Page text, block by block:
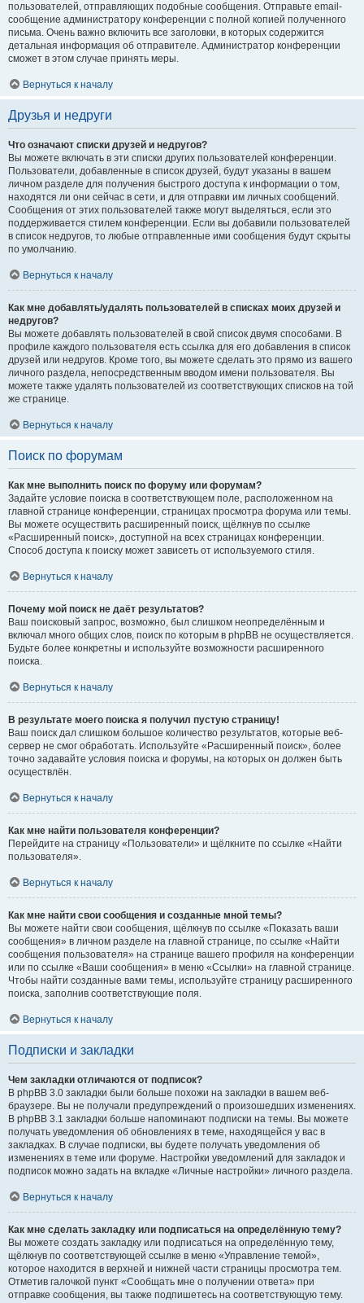
пользователей, отправляющих подобные сообщения. Отправьте email-
сообщение администратору конференции с полной копией полученного
письма. Очень важно включить все заголовки, в которых содержится
детальная информация об отправителе. Администратор конференции
сможет в этом случае принять меры.
Вернуться к началу
Друзья и недруги
Что означают списки друзей и недругов?
Вы можете включать в эти списки других пользователей конференции.
Пользователи, добавленные в список друзей, будут указаны в вашем
личном разделе для получения быстрого доступа к информации о том,
находятся ли они сейчас в сети, и для отправки им личных сообщений.
Сообщения от этих пользователей также могут выделяться, если это
поддерживается стилем конференции. Если вы добавили пользователей
в список недругов, то любые отправленные ими сообщения будут скрыты
по умолчанию.
Вернуться к началу
Как мне добавлять/удалять пользователей в списках моих друзей и
недругов?
Вы можете добавлять пользователей в свой список двумя способами. В
профиле каждого пользователя есть ссылка для его добавления в список
друзей или недругов. Кроме того, вы можете сделать это прямо из вашего
личного раздела, непосредственным вводом имени пользователя. Вы
можете также удалять пользователей из соответствующих списков на той
же странице.
Вернуться к началу
Поиск по форумам
Как мне выполнить поиск по форуму или форумам?
Задайте условие поиска в соответствующем поле, расположенном на
главной странице конференции, страницах просмотра форума или темы.
Вы можете осуществить расширенный поиск, щёлкнув по ссылке
«Расширенный поиск», доступной на всех страницах конференции.
Способ доступа к поиску может зависеть от используемого стиля.
Вернуться к началу
Почему мой поиск не даёт результатов?
Ваш поисковый запрос, возможно, был слишком неопределённым и
включал много общих слов, поиск по которым в phpBB не осуществляется.
Будьте более конкретны и используйте возможности расширенного
поиска.
Вернуться к началу
В результате моего поиска я получил пустую страницу!
Ваш поиск дал слишком большое количество результатов, которые веб-
сервер не смог обработать. Используйте «Расширенный поиск», более
точно задавайте условия поиска и форумы, на которых он должен быть
осуществлён.
Вернуться к началу
Как мне найти пользователя конференции?
Перейдите на страницу «Пользователи» и щёлкните по ссылке «Найти
пользователя».
Вернуться к началу
Как мне найти свои сообщения и созданные мной темы?
Вы можете найти свои сообщения, щёлкнув по ссылке «Показать ваши
сообщения» в личном разделе на главной странице, по ссылке «Найти
сообщения пользователя» на странице вашего профиля на конференции
или по ссылке «Ваши сообщения» в меню «Ссылки» на главной странице.
Чтобы найти созданные вами темы, используйте страницу расширенного
поиска, заполнив соответствующие поля.
Вернуться к началу
Подписки и закладки
Чем закладки отличаются от подписок?
В phpBB 3.0 закладки были больше похожи на закладки в вашем веб-
браузере. Вы не получали предупреждений о произошедших изменениях.
В phpBB 3.1 закладки больше напоминают подписки на темы. Вы можете
получать уведомления об обновлениях в теме, находящейся у вас в
закладках. В случае подписки, вы будете получать уведомления об
изменениях в теме или форуме. Настройки уведомлений для закладок и
подписок можно задать на вкладке «Личные настройки» личного раздела.
Вернуться к началу
Как мне сделать закладку или подписаться на определённую тему?
Вы можете создать закладку или подписаться на определённую тему,
щёлкнув по соответствующей ссылке в меню «Управление темой»,
которое находится в верхней и нижней части страницы просмотра тем.
Отметив галочкой пункт «Сообщать мне о получении ответа» при
отправке сообщения, вы также подпишетесь на соответствующую тему.